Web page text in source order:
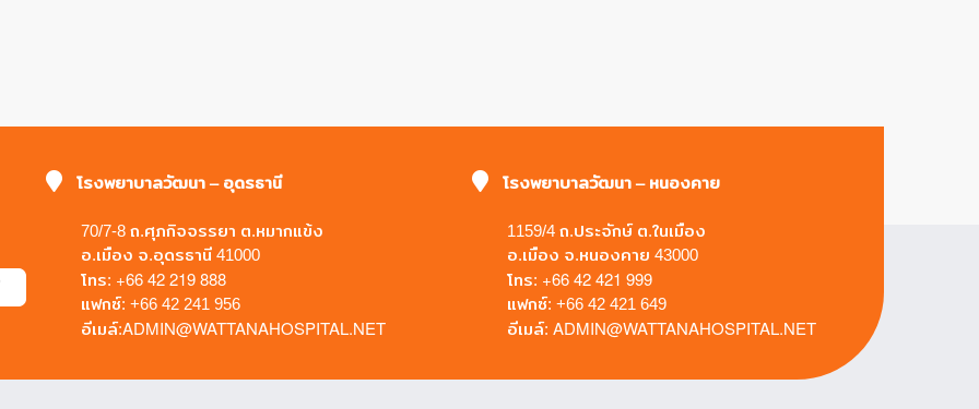
โรงพยาบาลวัฒนา – อุดรธานี
70/7-8 ถ.ศุภกิจจรรยา ต.หมากแข้ง
อ.เมือง จ.อุดรธานี 41000
โทร: +66 42 219 888
แฟกซ์: +66 42 241 956
อีเมล์:ADMIN@WATTANAHOSPITAL.NET
โรงพยาบาลวัฒนา – หนองคาย
1159/4 ถ.ประจักษ์ ต.ในเมือง
อ.เมือง จ.หนองคาย 43000
โทร: +66 42 421 999
แฟกซ์: +66 42 421 649
อีเมล์: ADMIN@WATTANAHOSPITAL.NET